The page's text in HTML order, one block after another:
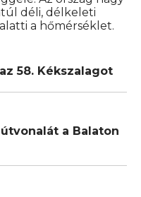
déli, délkeleti
a hőmérséklet.
58. Kékszalagot
a Balaton